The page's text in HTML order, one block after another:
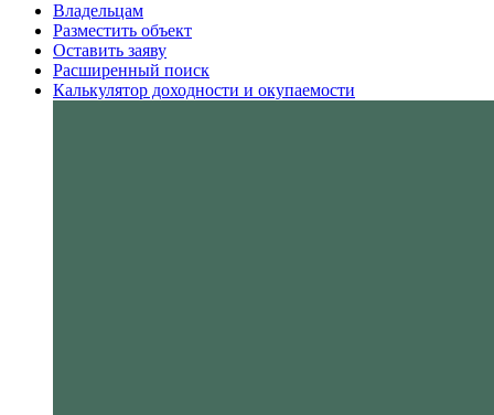
Владельцам
Разместить объект
Оставить заяву
Расширенный поиск
Калькулятор доходности и окупаемости